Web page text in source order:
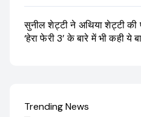
सुनील शेट्टी ने अथिया शेट्टी की
‘हेरा फेरी 3’ के बारे में भी कही ये
Trending News